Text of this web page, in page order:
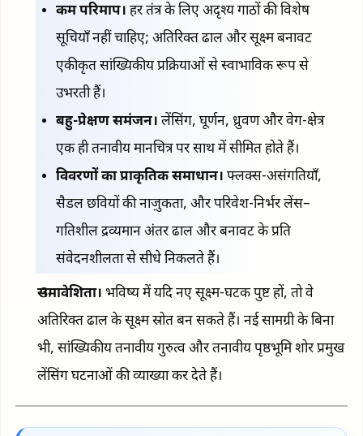
कम परिमाप। हर तंत्र के लिए अदृश्य गाठों की विशेष
सूचियाँ नहीं चाहिए; अतिरिक्त ढाल और सूक्ष्म बनावट
एकीकृत सांख्यिकीय प्रक्रियाओं से स्वाभाविक रूप से
उभरती हैं।
बहु-प्रेक्षण समंजन। लेंसिंग, घूर्णन, ध्रुवण और वेग-क्षेत्र
एक ही तनावीय मानचित्र पर साथ में सीमित होते हैं।
विवरणों का प्राकृतिक समाधान। फ्लक्स-असंगतियाँ,
सैडल छवियों की नाज़ुकता, और परिवेश-निर्भर लेंस–
गतिशील द्रव्यमान अंतर ढाल और बनावट के प्रति
संवेदनशीलता से सीधे निकलते हैं।
समावेशिता। भविष्य में यदि नए सूक्ष्म-घटक पुष्ट हों, तो वे
अतिरिक्त ढाल के सूक्ष्म स्रोत बन सकते हैं। नई सामग्री के बिना
भी, सांख्यिकीय तनावीय गुरुत्व और तनावीय पृष्ठभूमि शोर प्रमुख
लेंसिंग घटनाओं की व्याख्या कर देते हैं।